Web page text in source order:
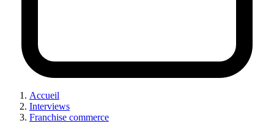
Accueil
Interviews
Franchise commerce